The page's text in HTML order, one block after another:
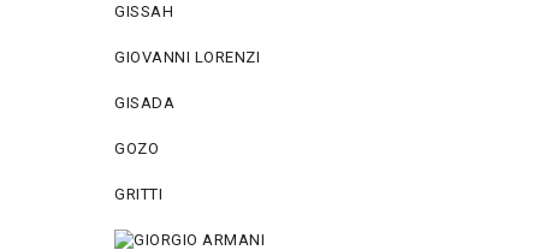
GISSAH
GIOVANNI LORENZI
GISADA
GOZO
GRITTI